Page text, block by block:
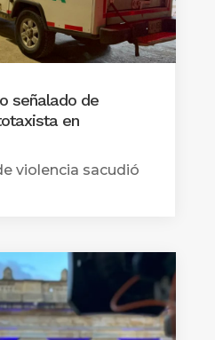
señalado de
en
violencia sacudió